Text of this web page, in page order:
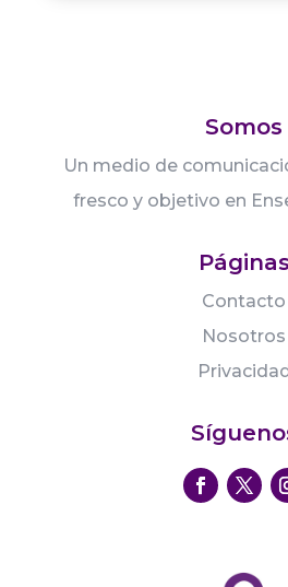
Somos
Un medio de
fresco y objetivo en
Páginas
Contacto
Nosotros